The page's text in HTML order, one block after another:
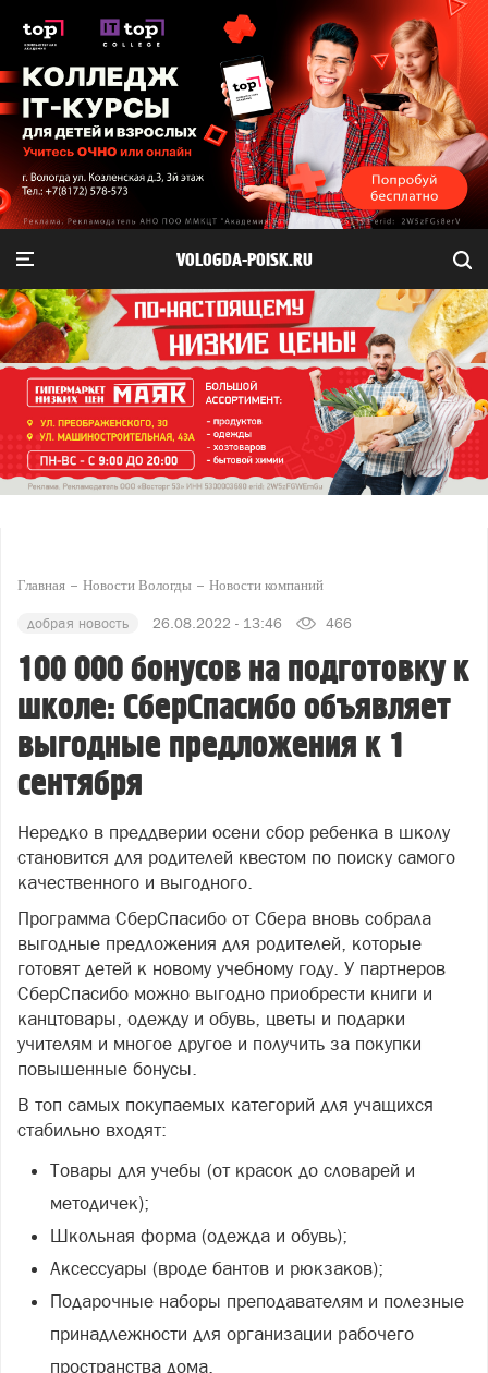
VOLOGDA-POISK.RU
Главная Новости Вологды Новости компаний
добрая новость 26.08.2022 - 13:46 466
100 000 бонусов на подготовку к
школе: СберСпасибо объявляет
выгодные предложения к 1
сентября
Нередко в преддверии осени сбор ребенка в школу
становится для родителей квестом по поиску самого
качественного и выгодного.
Программа СберСпасибо от Сбера вновь собрала
выгодные предложения для родителей, которые
готовят детей к новому учебному году. У партнеров
СберСпасибо можно выгодно приобрести книги и
канцтовары, одежду и обувь, цветы и подарки
учителям и многое другое и получить за покупки
повышенные бонусы.
В топ самых покупаемых категорий для учащихся
стабильно входят:
Товары для учебы (от красок до словарей и
методичек);
Школьная форма (одежда и обувь);
Аксессуары (вроде бантов и рюкзаков);
Подарочные наборы преподавателям и полезные
принадлежности для организации рабочего
пространства дома.